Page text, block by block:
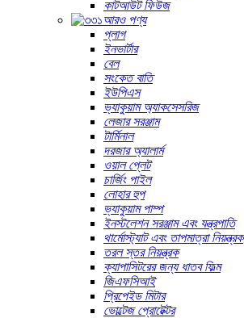
কাটআউট ফিউজ
আরও পণ্য
প্লাগ
ইনভার্টার
বেল
সংকেত বাতি
ইউপিএস
ভ্যাকুয়াম অ্যাকসেসরিজ
লেজার সরঞ্জাম
টার্মিনাল
দরজার অ্যালার্ম
ওয়াল প্লেট
চার্জিং পাইল
লোহার হুপ
ভ্যাকুয়াম পাম্প
ইনস্টলেশন সরঞ্জাম এবং যন্ত্রপাতি
থার্মোস্ট্যাট এবং তাপমাত্রা নিয়ন্ত্রক
তরল স্তর নিয়ন্ত্রক
ক্যাপাসিটরের জন্য ধাতব ফিল্ম
জিএফসিআই
প্রিপেইড মিটার
ভোল্টেজ প্রোটেক্টর